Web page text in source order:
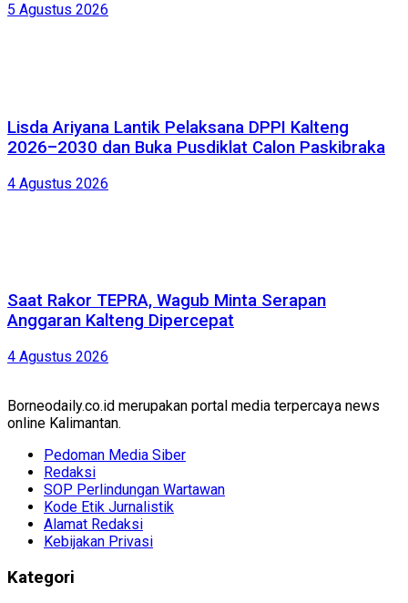
5 Agustus 2026
Lisda Ariyana Lantik Pelaksana DPPI Kalteng
2026–2030 dan Buka Pusdiklat Calon Paskibraka
4 Agustus 2026
Saat Rakor TEPRA, Wagub Minta Serapan
Anggaran Kalteng Dipercepat
4 Agustus 2026
Borneodaily.co.id merupakan portal media terpercaya news
online Kalimantan.
Pedoman Media Siber
Redaksi
SOP Perlindungan Wartawan
Kode Etik Jurnalistik
Alamat Redaksi
Kebijakan Privasi
Kategori